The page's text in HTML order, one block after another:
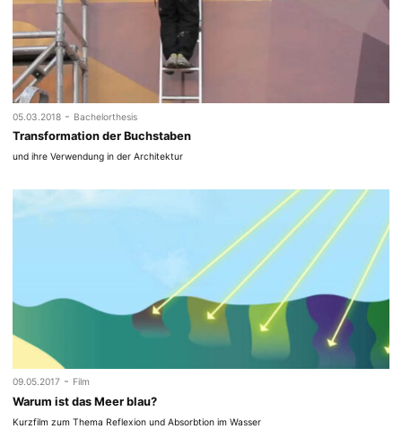
05.03.2018 - Bachelorthesis
Transformation der Buchstaben
und ihre Verwendung in der Architektur
09.05.2017 - Film
Warum ist das Meer blau?
Kurzfilm zum Thema Reflexion und Absorbtion im Wasser